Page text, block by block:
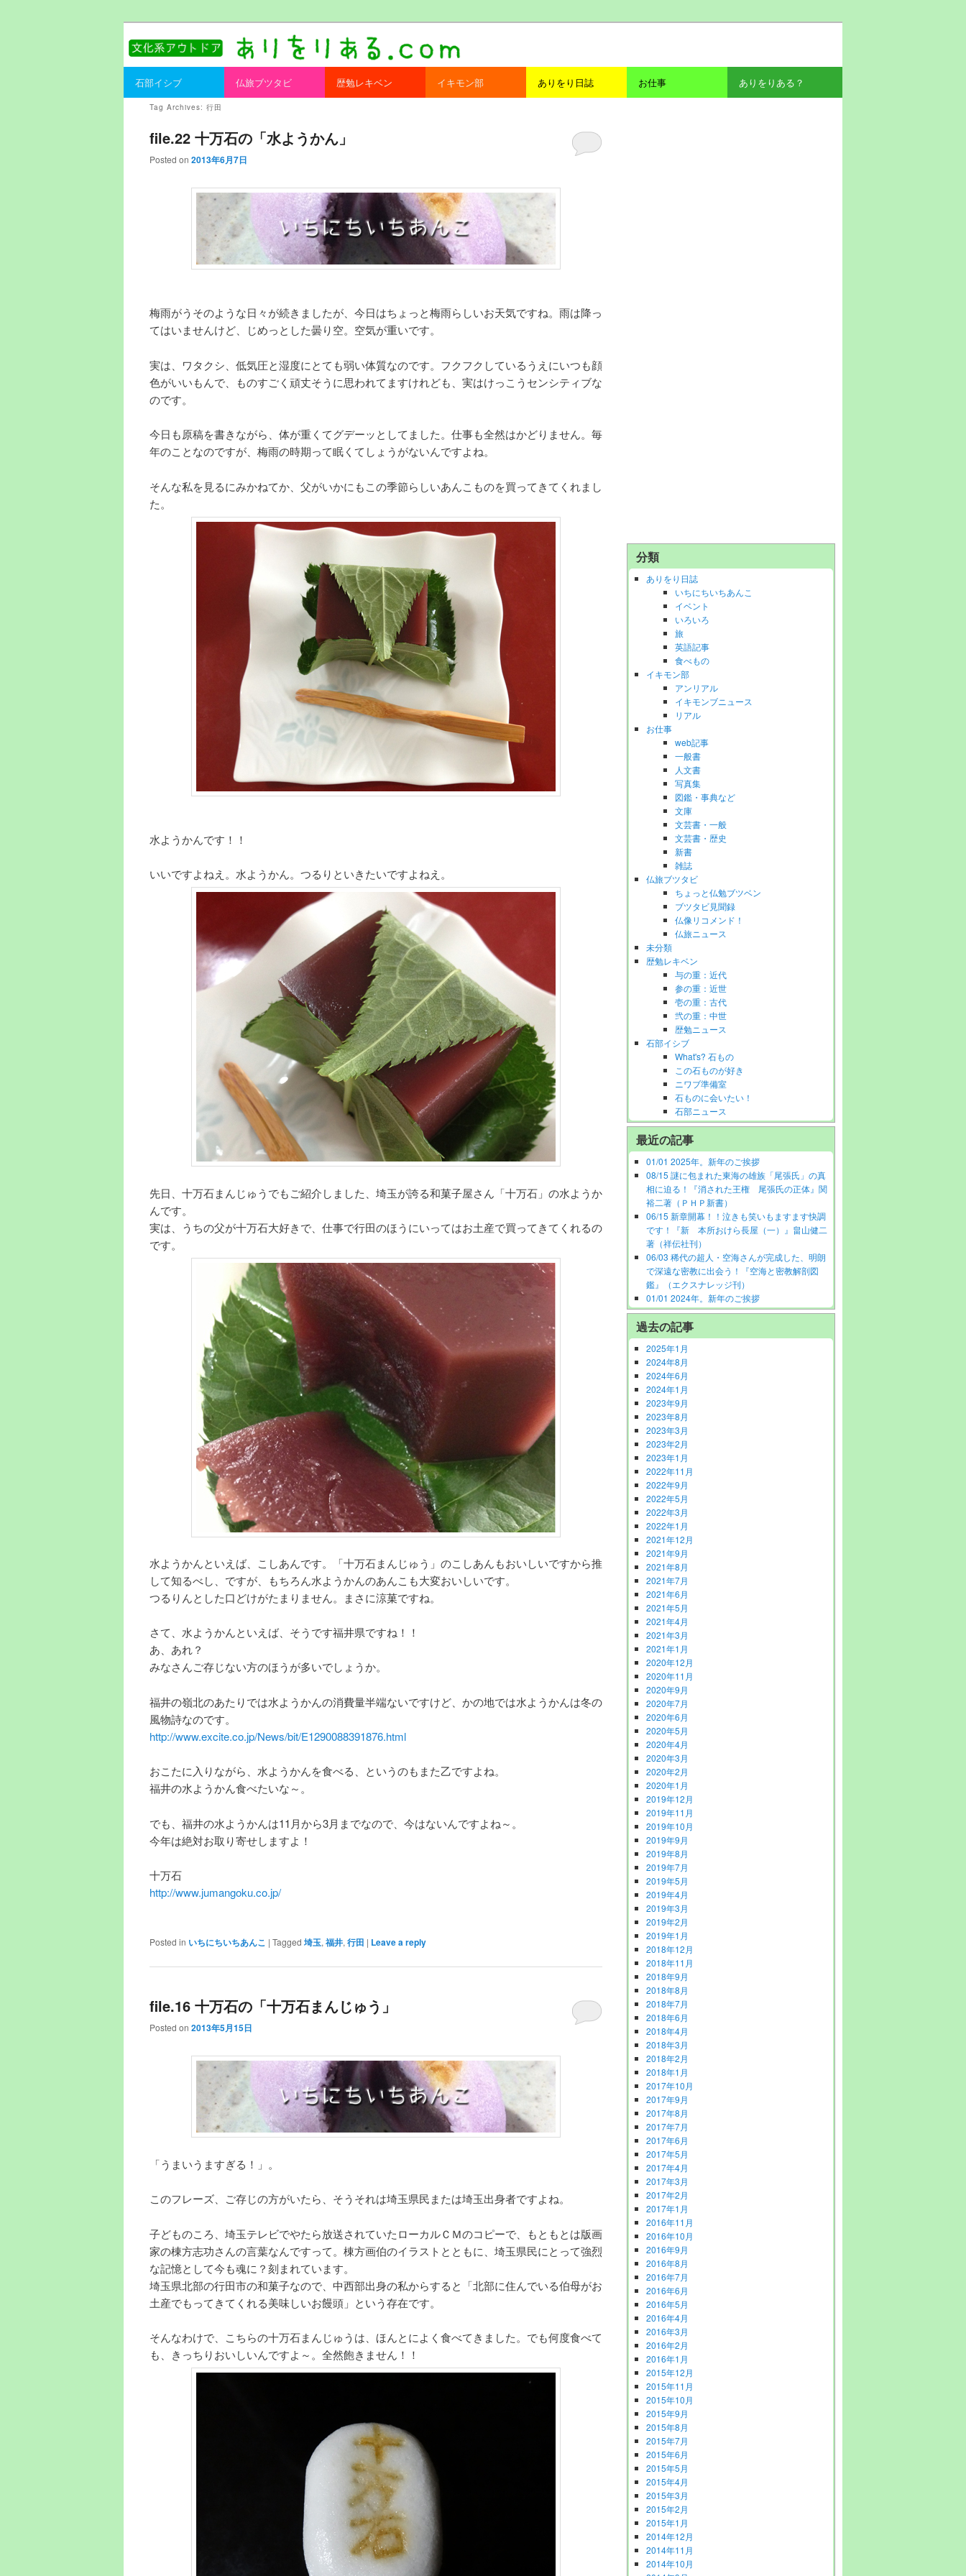
ありをりある.com
書を持ってそとへ出よう。
Main menu
Skip to primary content
Skip to secondary content
石部イシブ 仏旅ブツタビ 歴勉レキベン イキモン部 ありをり日誌 お仕事 ありをりある？
Tag Archives: 行田
file.22 十万石の「水ようかん」
Posted on 2013年6月7日
梅雨がうそのような日々が続きましたが、今日はちょっと梅雨らしいお天気ですね。雨は降っ
てはいませんけど、じめっとした曇り空。空気が重いです。
実は、ワタクシ、低気圧と湿度にとても弱い体質なのです。フクフクしているうえにいつも顔
色がいいもんで、ものすごく頑丈そうに思われてますけれども、実はけっこうセンシティブな
のです。
今日も原稿を書きながら、体が重くてグデーッとしてました。仕事も全然はかどりません。毎
年のことなのですが、梅雨の時期って眠くてしょうがないんですよね。
そんな私を見るにみかねてか、父がいかにもこの季節らしいあんこものを買ってきてくれまし
た。
水ようかんです！！
いいですよねえ。水ようかん。つるりといきたいですよねえ。
先日、十万石まんじゅうでもご紹介しました、埼玉が誇る和菓子屋さん「十万石」の水ようか
んです。
実は、うちの父が十万石大好きで、仕事で行田のほうにいってはお土産で買ってきてくれるの
です。
水ようかんといえば、こしあんです。「十万石まんじゅう」のこしあんもおいしいですから推
して知るべし、ですが、もちろん水ようかんのあんこも大変おいしいです。
つるりんとした口どけがたまりません。まさに涼菓ですね。
さて、水ようかんといえば、そうです福井県ですね！！
あ、あれ？
みなさんご存じない方のほうが多いでしょうか。
福井の嶺北のあたりでは水ようかんの消費量半端ないですけど、かの地では水ようかんは冬の
風物詩なのです。
http://www.excite.co.jp/News/bit/E1290088391876.html
おこたに入りながら、水ようかんを食べる、というのもまた乙ですよね。
福井の水ようかん食べたいな～。
でも、福井の水ようかんは11月から3月までなので、今はないんですよね～。
今年は絶対お取り寄せしますよ！
十万石
http://www.jumangoku.co.jp/
Posted in いちにちいちあんこ | Tagged 埼玉, 福井, 行田 | Leave a reply
file.16 十万石の「十万石まんじゅう」
Posted on 2013年5月15日
「うまいうますぎる！」。
このフレーズ、ご存じの方がいたら、そうそれは埼玉県民または埼玉出身者ですよね。
子どものころ、埼玉テレビでやたら放送されていたローカルＣＭのコピーで、もともとは版画
家の棟方志功さんの言葉なんですって。棟方画伯のイラストとともに、埼玉県民にとって強烈
な記憶として今も魂に？刻まれています。
埼玉県北部の行田市の和菓子なので、中西部出身の私からすると「北部に住んでいる伯母がお
土産でもってきてくれる美味しいお饅頭」という存在です。
そんなわけで、こちらの十万石まんじゅうは、ほんとによく食べてきました。でも何度食べて
も、きっちりおいしいんですよ～。全然飽きません！！
分類
ありをり日誌
いちにちいちあんこ
イベント
いろいろ
旅
英語記事
食べもの
イキモン部
アンリアル
イキモンブニュース
リアル
お仕事
web記事
一般書
人文書
写真集
図鑑・事典など
文庫
文芸書・一般
文芸書・歴史
新書
雑誌
仏旅ブツタビ
ちょっと仏勉ブツベン
ブツタビ見聞録
仏像リコメンド！
仏旅ニュース
未分類
歴勉レキベン
与の重：近代
参の重：近世
壱の重：古代
弐の重：中世
歴勉ニュース
石部イシブ
What's? 石もの
この石ものが好き
ニワブ準備室
石ものに会いたい！
石部ニュース
最近の記事
01/01 2025年。新年のご挨拶
08/15 謎に包まれた東海の雄族「尾張氏」の真
相に迫る！『消された王権 尾張氏の正体』関
裕二著（ＰＨＰ新書）
06/15 新章開幕！！泣きも笑いもますます快調
です！『新 本所おけら長屋（一）』畠山健二
著（祥伝社刊）
06/03 稀代の超人・空海さんが完成した、明朗
で深遠な密教に出会う！『空海と密教解剖図
鑑』（エクスナレッジ刊）
01/01 2024年。新年のご挨拶
過去の記事
2025年1月
2024年8月
2024年6月
2024年1月
2023年9月
2023年8月
2023年3月
2023年2月
2023年1月
2022年11月
2022年9月
2022年5月
2022年3月
2022年1月
2021年12月
2021年9月
2021年8月
2021年7月
2021年6月
2021年5月
2021年4月
2021年3月
2021年1月
2020年12月
2020年11月
2020年9月
2020年7月
2020年6月
2020年5月
2020年4月
2020年3月
2020年2月
2020年1月
2019年12月
2019年11月
2019年10月
2019年9月
2019年8月
2019年7月
2019年5月
2019年4月
2019年3月
2019年2月
2019年1月
2018年12月
2018年11月
2018年9月
2018年8月
2018年7月
2018年6月
2018年4月
2018年3月
2018年2月
2018年1月
2017年10月
2017年9月
2017年8月
2017年7月
2017年6月
2017年5月
2017年4月
2017年3月
2017年2月
2017年1月
2016年11月
2016年10月
2016年9月
2016年8月
2016年7月
2016年6月
2016年5月
2016年4月
2016年3月
2016年2月
2016年1月
2015年12月
2015年11月
2015年10月
2015年9月
2015年8月
2015年7月
2015年6月
2015年5月
2015年4月
2015年3月
2015年2月
2015年1月
2014年12月
2014年11月
2014年10月